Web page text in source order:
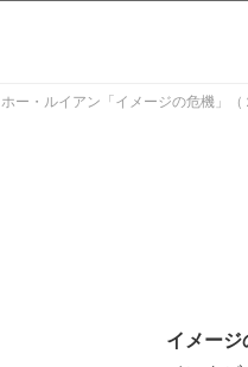
ホー・ルイアン「イメージの危機」（
イメージ